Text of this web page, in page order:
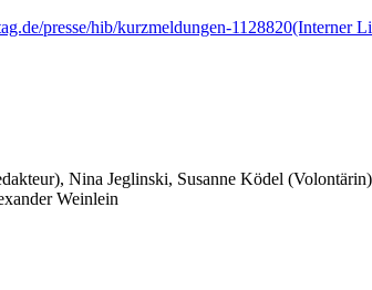
presse/hib/kurzmeldungen-1128820(Interner
Nina Jeglinski, Susanne Ködel
Weinlein